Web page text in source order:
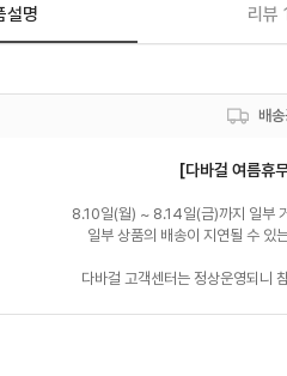
설명 리뷰
배송
[다바걸 여름휴
8.10일(월) ~ 8.14일(금)까지 일부
일부 상품의 배송이 지연될 수 있
다바걸 고객센터는 정상운영되니